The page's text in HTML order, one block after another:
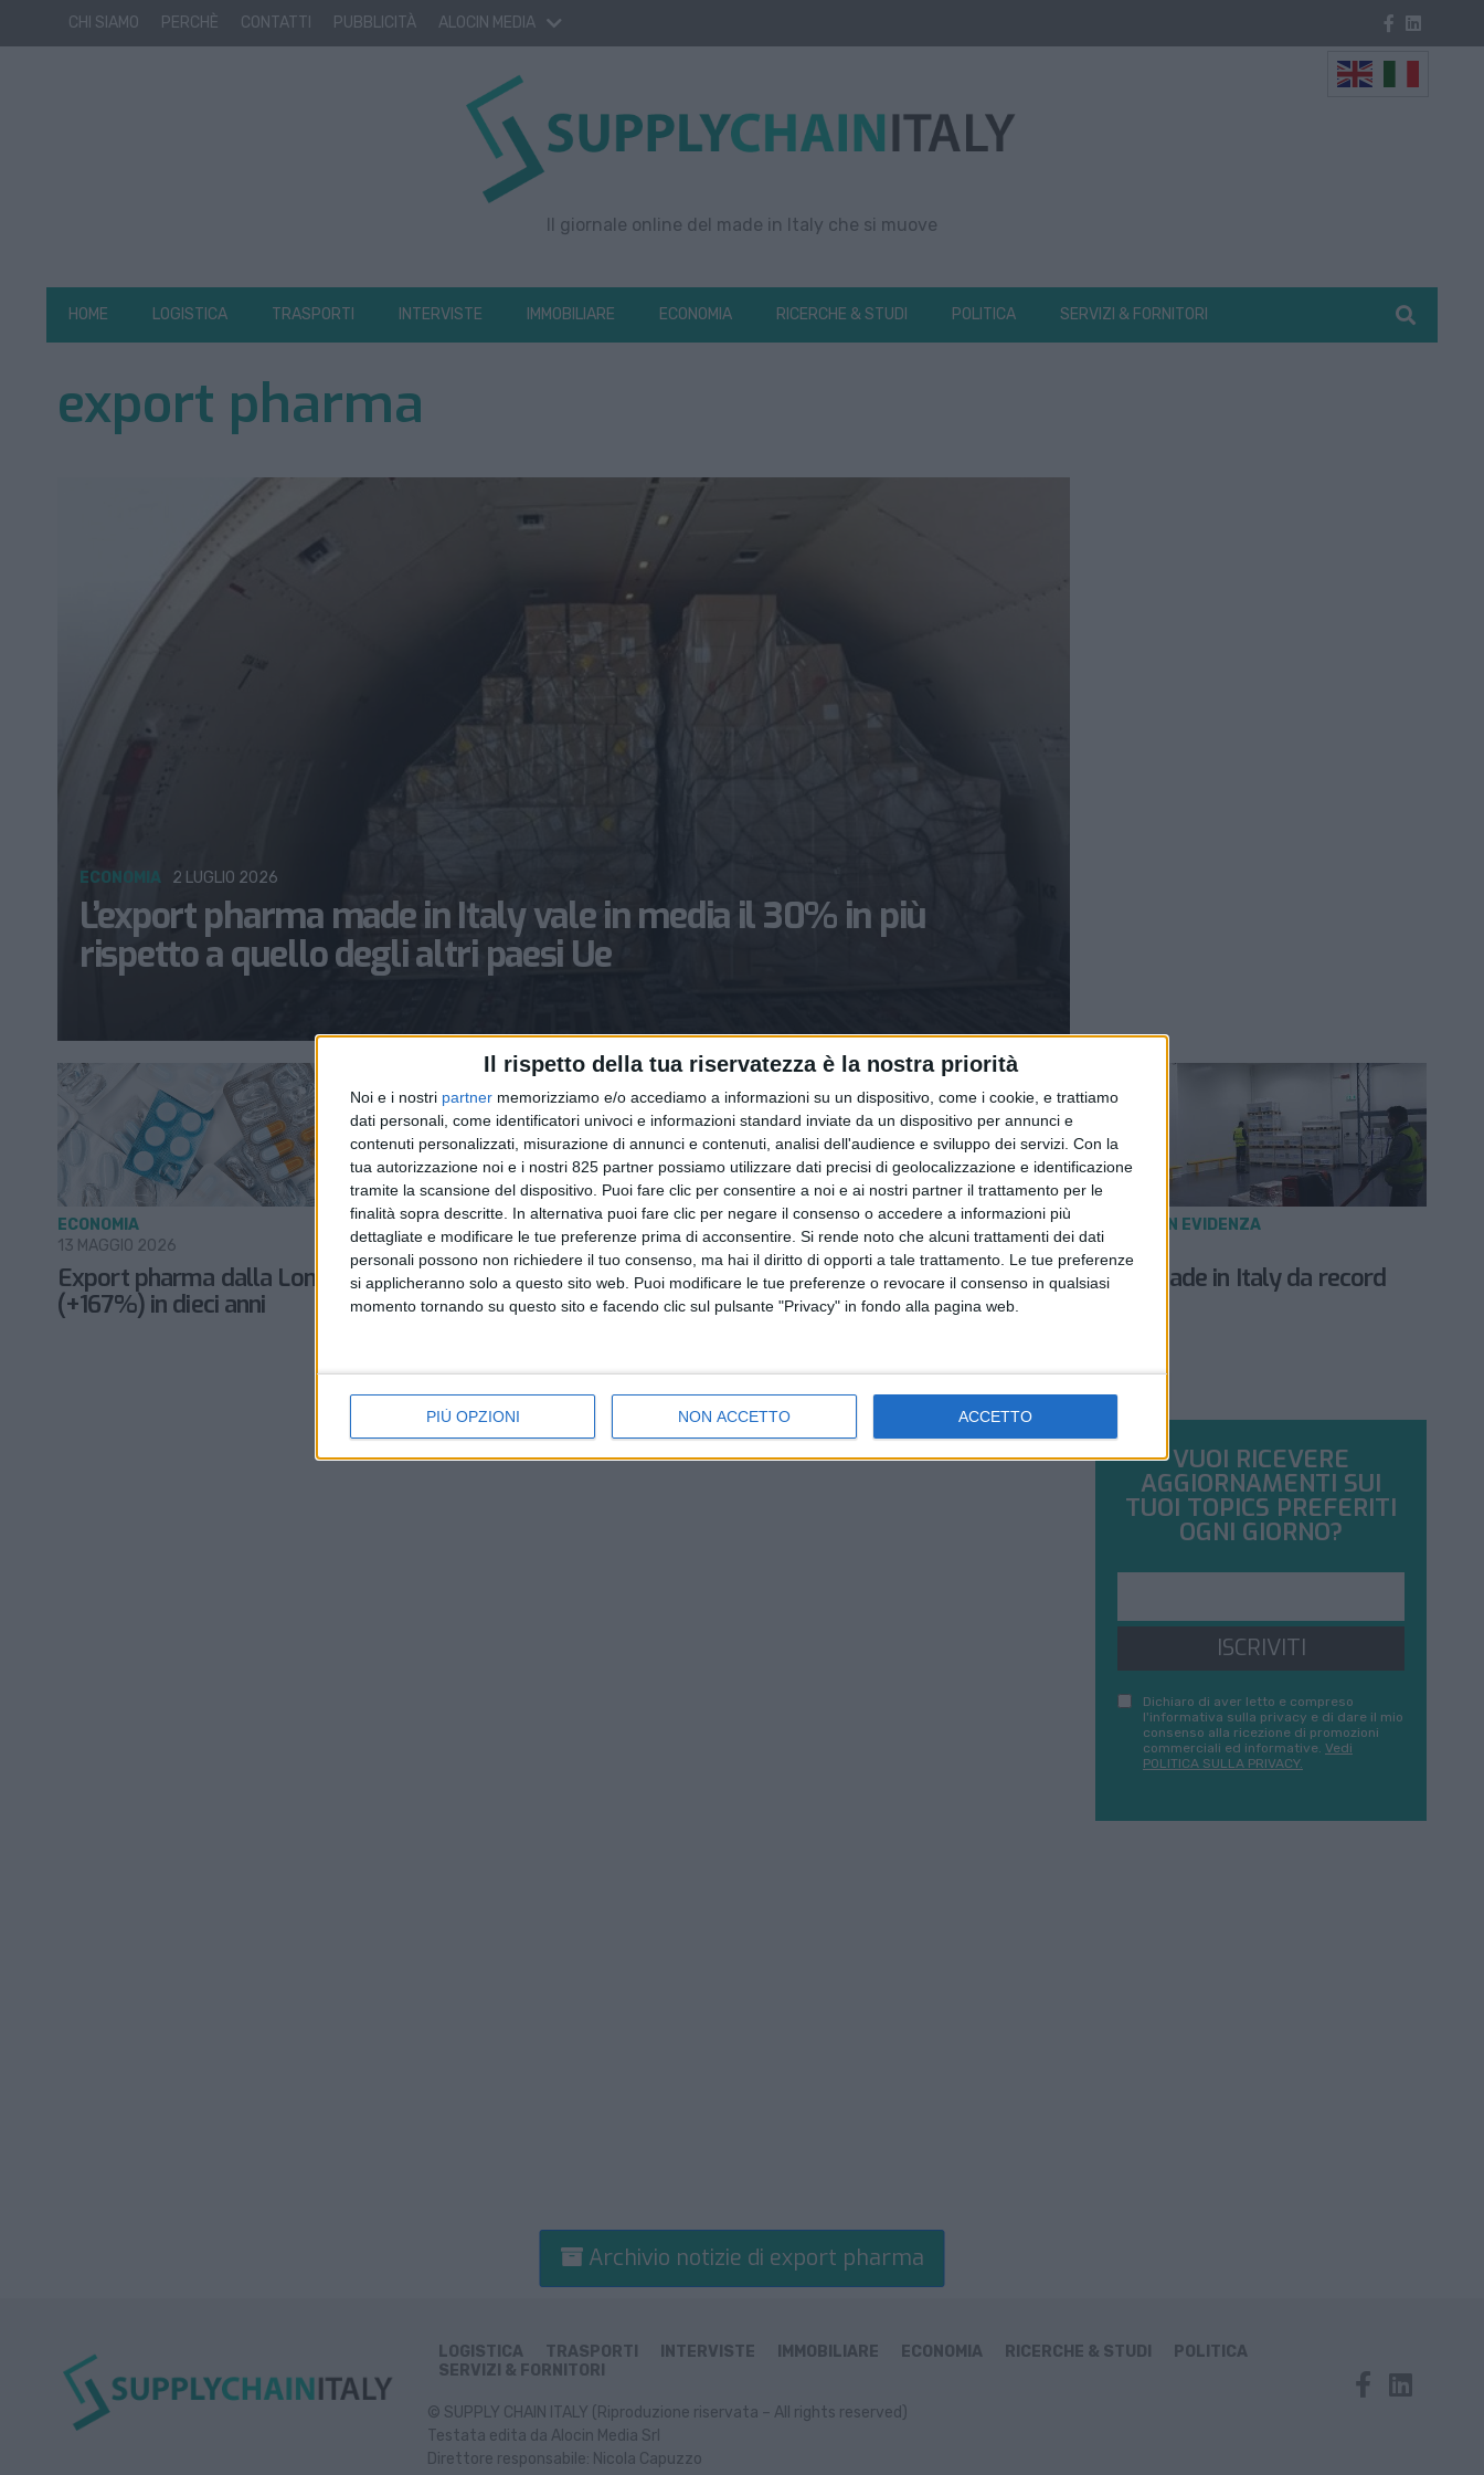
Il rispetto della tua riservatezza è la nostra priorità
Noi e i nostri partner memorizziamo e/o accediamo a informazioni su un dispositivo, come i cookie, e trattiamo
dati personali, come identificatori univoci e informazioni standard inviate da un dispositivo per annunci e
contenuti personalizzati, misurazione di annunci e contenuti, analisi dell'audience e sviluppo dei servizi. Con la
tua autorizzazione noi e i nostri 825 partner possiamo utilizzare dati precisi di geolocalizzazione e identificazione
tramite la scansione del dispositivo. Puoi fare clic per consentire a noi e ai nostri partner il trattamento per le
finalità sopra descritte. In alternativa puoi fare clic per negare il consenso o accedere a informazioni più
dettagliate e modificare le tue preferenze prima di acconsentire. Si rende noto che alcuni trattamenti dei dati
personali possono non richiedere il tuo consenso, ma hai il diritto di opporti a tale trattamento. Le tue preferenze
si applicheranno solo a questo sito web. Puoi modificare le tue preferenze o revocare il consenso in qualsiasi
momento tornando su questo sito e facendo clic sul pulsante "Privacy" in fondo alla pagina web.
PIÙ OPZIONI NON ACCETTO ACCETTO
CHI SIAMO PERCHÈ CONTATTI PUBBLICITÀ ALOCIN MEDIA
Il giornale online del made in Italy che si muove
HOME LOGISTICA TRASPORTI INTERVISTE IMMOBILIARE ECONOMIA RICERCHE & STUDI POLITICA SERVIZI & FORNITORI
export pharma
L’export pharma made in Italy vale in media il 30% in più
rispetto a quello degli altri paesi Ue
ECONOMIA 2 LUGLIO 2026
Export pharma dalla Lombardia triplicato
(+167%) in dieci anni
ECONOMIA
13 MAGGIO 2026
Ipotesi ri-export per spiegare il boom di
vendite italiane di farmaci alla Cina
NOTIZIE E INTERVISTE IN EVIDENZA
15 MAGGIO 2023
Export pharma made in Italy da record
nel 2022
NOTIZIE E INTERVISTE IN EVIDENZA
16 GENNAIO 2023
VUOI RICEVERE
AGGIORNAMENTI SUI
TUOI TOPICS PREFERITI
OGNI GIORNO?
ISCRIVITI
Dichiaro di aver letto e compreso
l'informativa sulla privacy e di dare il mio
consenso alla ricezione di promozioni
commerciali ed informative. Vedi
POLITICA SULLA PRIVACY.
Archivio notizie di export pharma
LOGISTICA TRASPORTI INTERVISTE IMMOBILIARE ECONOMIA RICERCHE & STUDI
POLITICA
SERVIZI & FORNITORI
© SUPPLY CHAIN ITALY (Riproduzione riservata – All rights reserved)
Testata edita da Alocin Media Srl
Direttore responsabile: Nicola Capuzzo